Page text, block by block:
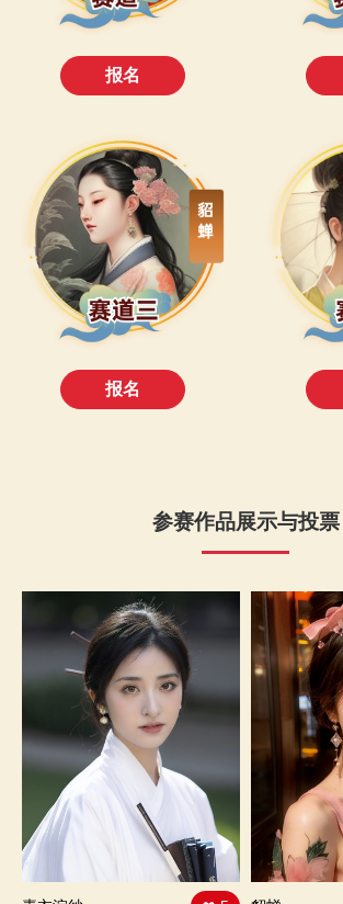
报名
报名
参赛作品展示与投票